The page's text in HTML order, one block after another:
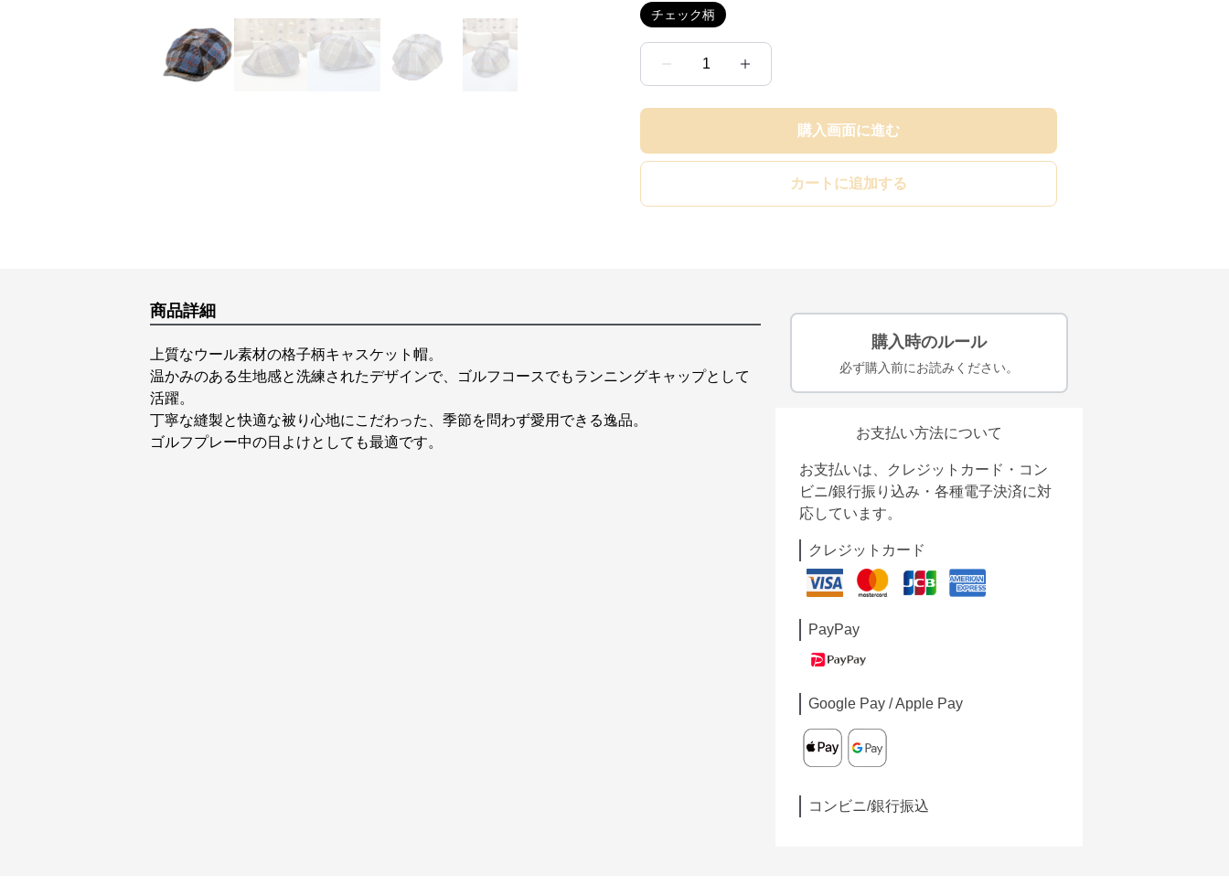
チェック柄
1
購入画面に進む
カートに追加する
商品詳細
上質なウール素材の格子柄キャスケット帽。
温かみのある生地感と洗練されたデザインで、ゴルフコースでもランニングキャップとして
活躍。
丁寧な縫製と快適な被り心地にこだわった、季節を問わず愛用できる逸品。
ゴルフプレー中の日よけとしても最適です。
購入時のルール
必ず購入前にお読みください。
お支払い方法について
お支払いは、クレジットカード・コン
ビニ/銀行振り込み・各種電子決済に対
応しています。
クレジットカード
PayPay
Google Pay / Apple Pay
コンビニ/銀行振込